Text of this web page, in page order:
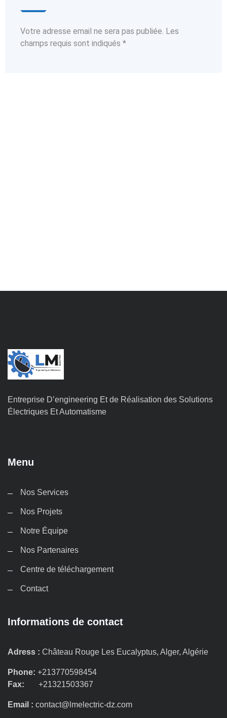
Votre adresse email ne sera pas publiée. Les
champs requis sont indiqués *
Entreprise D’engineering Et de Réalisation des Solutions
Électriques Et Automatisme
Menu
Nos Services
Nos Projets
Notre Équipe
Nos Partenaires
Centre de téléchargement
Contact
Informations de contact
Adress : Château Rouge Les Eucalyptus, Alger, Algérie
Phone: +213770598454
Fax:
+21321503367
Email : contact@lmelectric-dz.com